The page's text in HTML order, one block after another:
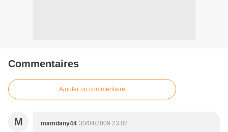
Commentaires
Ajouter un commentaire
M mamdany44 30/04/2009 23:02